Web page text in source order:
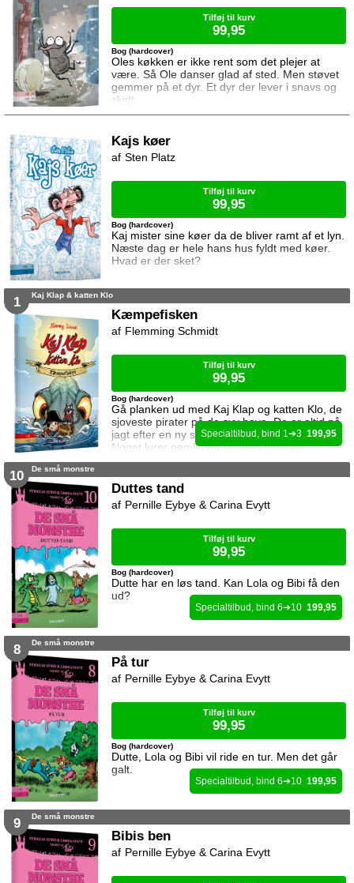
Oles køkken er ikke rent som det plejer at
være. Så Ole danser glad af sted. Men støvet
gemmer på et dyr. Et dyr der lever i snavs og
skidt.
Bog (hardcover)
Tilføj til kurv
99,95
Kajs køer
Kaj mister sine køer da de bliver ramt af et lyn.
Næste dag er hele hans hus fyldt med køer.
Hvad er der sket?
Bog (hardcover)
Sten Platz
Tilføj til kurv
99,95
1 Kaj Klap & katten Klo
Kæmpefisken
Gå planken ud med Kaj Klap og katten Klo, de
sjoveste pirater på de syv have. De er altid på
jagt efter en ny skat, men det kan være farligt.
Noget lurer nemlig på bunden af havet.
Bog (hardcover)
Flemming Schmidt
Tilføj til kurv
99,95
1 3 199,95
10 De små monstre
Duttes tand
Dutte har en løs tand. Kan Lola og Bibi få den
ud?
Bog (hardcover)
Pernille Eybye & Carina Evytt
Tilføj til kurv
99,95
6 10 199,95
8 De små monstre
På tur
Dutte, Lola og Bibi vil ride en tur. Men det går
galt.
Bog (hardcover)
Pernille Eybye & Carina Evytt
Tilføj til kurv
99,95
6 10 199,95
9 De små monstre
Bibis ben
Pernille Eybye & Carina Evytt